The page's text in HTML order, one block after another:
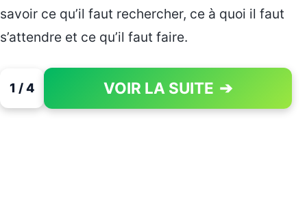
savoir ce qu’il faut rechercher, ce à quoi il faut
s’attendre et ce qu’il faut faire.
1 / 4 VOIR LA SUITE ➔
PAGE 1 OF 4